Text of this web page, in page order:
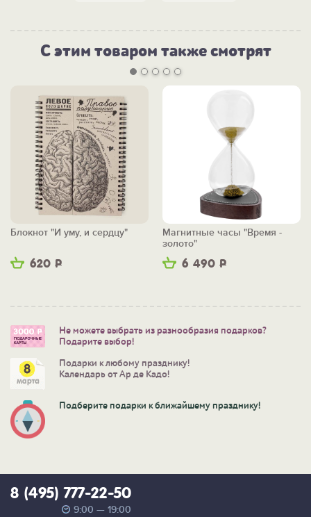
С этим товаром также смотрят
620 Р
Блокнот "И уму, и сердцу"
6 490 Р
Магнитные часы "Время -
золото"
Не можете выбрать из разнообразия подарков?
Подарите выбор!
Подарки к любому празднику!
Календарь от Ар де Кадо!
Подберите подарки к ближайшему празднику!
8 (495) 777-22-50
9:00 — 19:00